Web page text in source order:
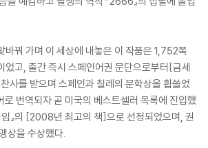
바꿔 가며 이 세상에 내놓은 이 작품은 1,752쪽
었고, 출간 즉시 스페인어권 문단으로부터[금세
사를 받으며 스페인과 칠레의 문학상을 휩쓸었
번역되자 곧 미국의 베스트셀러 목록에 진입했
임』의 [2008년 최고의 책]으로 선정되었으며, 권
상을 수상했다.